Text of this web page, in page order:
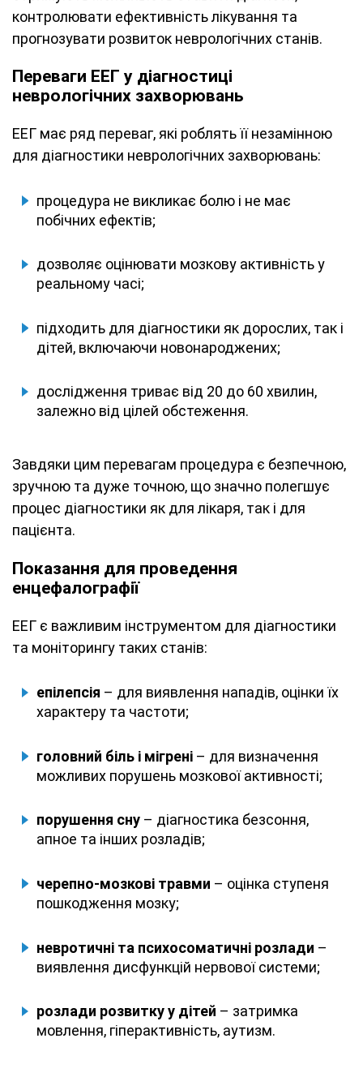
контролювати ефективність лікування та
прогнозувати розвиток неврологічних станів.
Переваги ЕЕГ у діагностиці
неврологічних захворювань
ЕЕГ має ряд переваг, які роблять її незамінною
для діагностики неврологічних захворювань:
процедура не викликає болю і не має
побічних ефектів;
дозволяє оцінювати мозкову активність у
реальному часі;
підходить для діагностики як дорослих, так і
дітей, включаючи новонароджених;
дослідження триває від 20 до 60 хвилин,
залежно від цілей обстеження.
Завдяки цим перевагам процедура є безпечною,
зручною та дуже точною, що значно полегшує
процес діагностики як для лікаря, так і для
пацієнта.
Показання для проведення
енцефалографії
ЕЕГ є важливим інструментом для діагностики
та моніторингу таких станів:
епілепсія – для виявлення нападів, оцінки їх
характеру та частоти;
головний біль і мігрені – для визначення
можливих порушень мозкової активності;
порушення сну – діагностика безсоння,
апное та інших розладів;
черепно-мозкові травми – оцінка ступеня
пошкодження мозку;
невротичні та психосоматичні розлади –
виявлення дисфункцій нервової системи;
розлади розвитку у дітей – затримка
мовлення, гіперактивність, аутизм.